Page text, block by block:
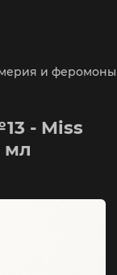
и феромоны
- Miss
мл